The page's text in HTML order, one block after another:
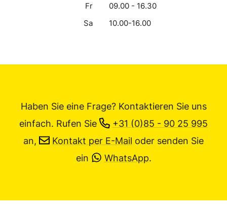
Fr
09.00 - 16.30
Sa
10.00-16.00
Haben Sie eine Frage? Kontaktieren Sie uns
einfach. Rufen Sie
+31 (0)85 - 90 25 995
an,
Kontakt per E-Mail oder senden Sie
ein
WhatsApp.